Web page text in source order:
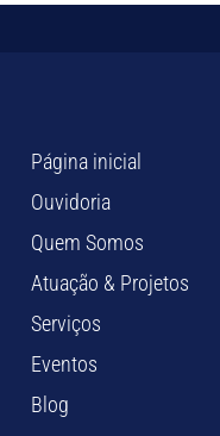
Página inicial
Ouvidoria
Quem Somos
Atuação & Projetos
Serviços
Eventos
Blog